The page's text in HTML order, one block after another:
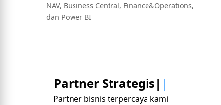
NAV, Business Central, Finance&Operations,
dan Power BI
Partner Strategis|
Partner bisnis terpercaya kami